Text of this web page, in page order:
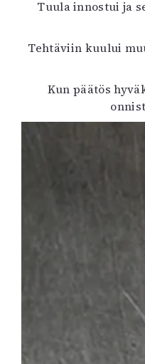
Tuula innostui ja
Tehtäviin kuului
Kun päätös